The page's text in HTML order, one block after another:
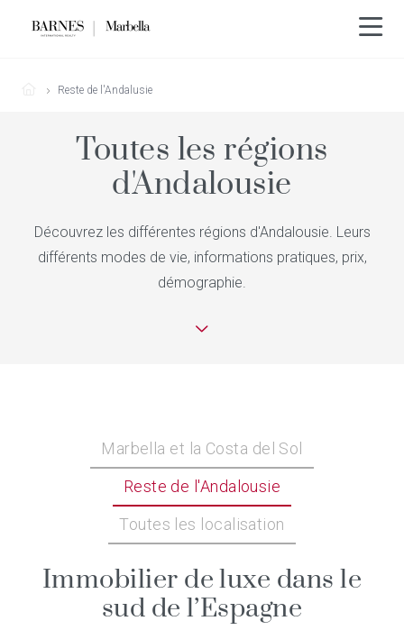
Reste de l'Andalusie
Toutes les régions
d'Andalousie
Découvrez les différentes régions d'Andalousie. Leurs
différents modes de vie, informations pratiques, prix,
démographie.
Marbella et la Costa del Sol
Reste de l'Andalousie
Toutes les localisation
Immobilier de luxe dans le
sud de l’Espagne